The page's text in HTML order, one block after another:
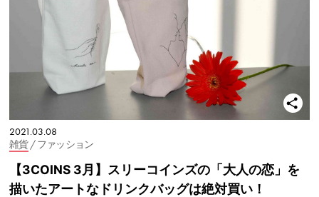
2021.03.08
雑貨/ ファッション
【3COINS 3月】スリーコインズの「大人の恋」を
描いたアートなドリンクバッグは絶対買い！